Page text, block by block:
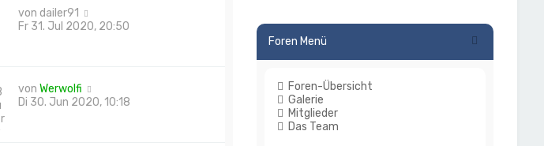
von dailer91
Fr 31. Jul 2020, 20:50
vonWerwolfi
Di 30. Jun 2020, 10:18
Foren Menü
Foren-Übersicht
Galerie
Mitglieder
Das Team